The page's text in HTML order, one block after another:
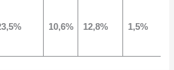
10,6% 12,8% 1,5%